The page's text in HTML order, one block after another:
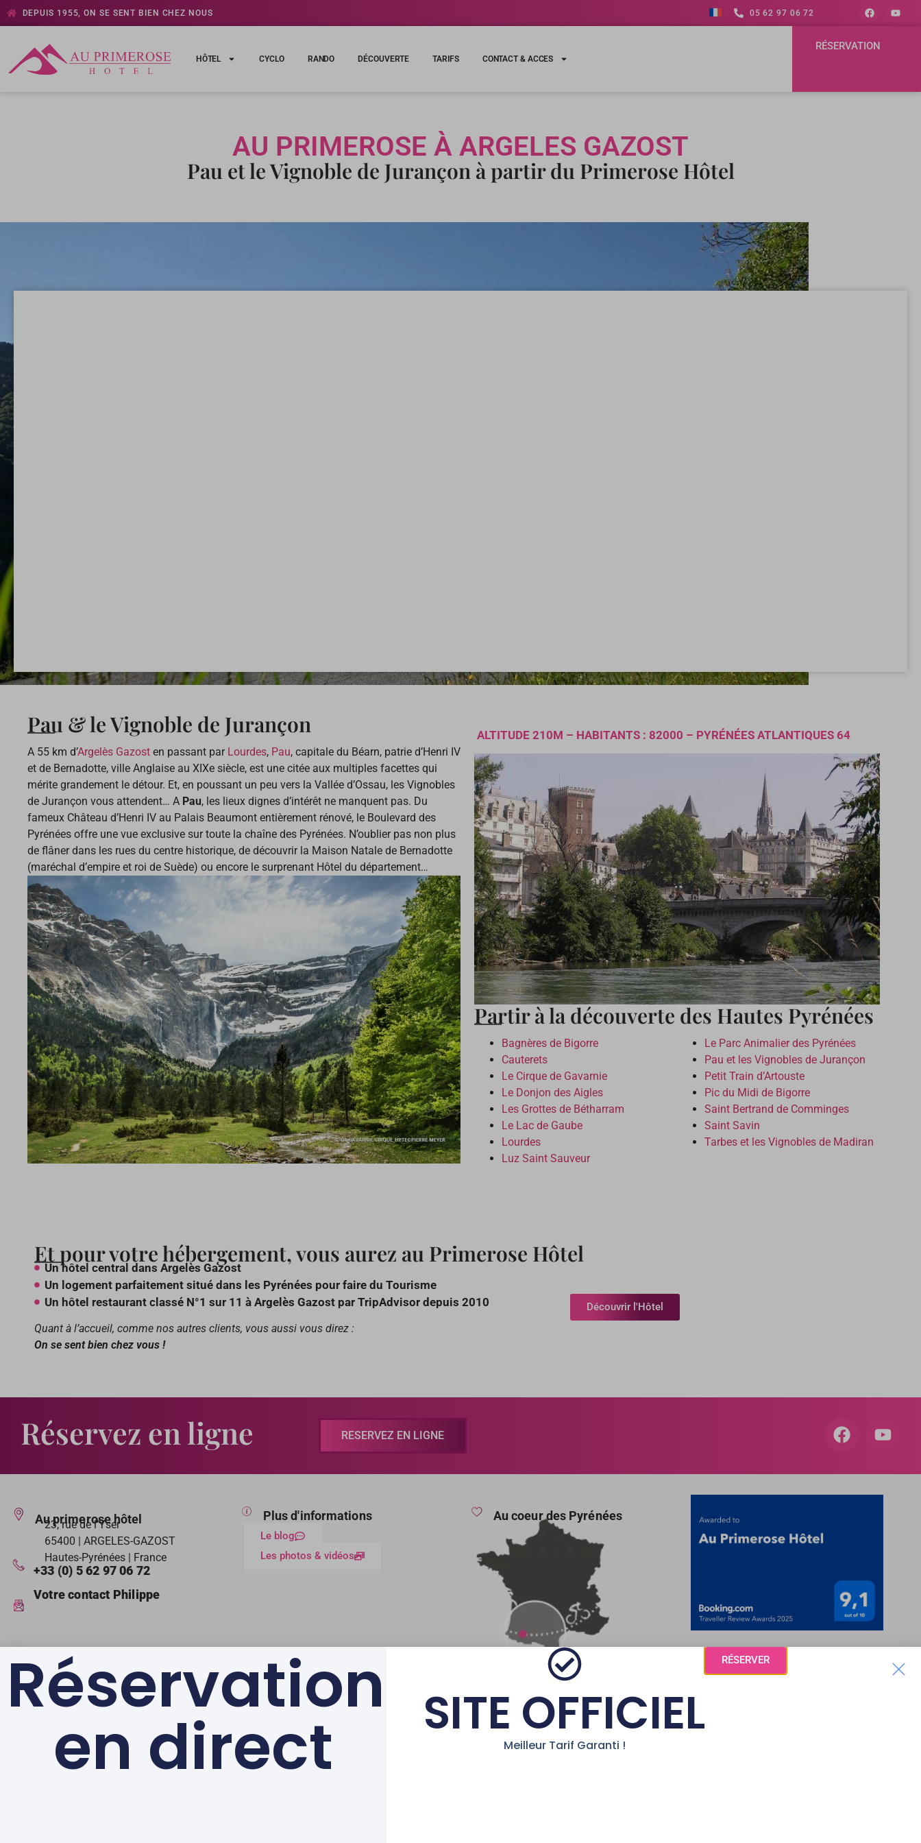
DEPUIS 1955, ON SE SENT BIEN CHEZ NOUS 05 62 97 06 72
HÔTEL CYCLO RANDO DÉCOUVERTE TARIFS CONTACT & ACCES
RÉSERVATION
AU PRIMEROSE À ARGELES GAZOST
Pau et le Vignoble de Jurançon à partir du Primerose Hôtel
Pau & le Vignoble de Jurançon
A 55 km d’Argelès Gazost en passant par Lourdes, Pau, capitale du Béarn, patrie d’Henri IV
et de Bernadotte, ville Anglaise au XIXe siècle, est une citée aux multiples facettes qui
mérite grandement le détour. Et, en poussant un peu vers la Vallée d’Ossau, les Vignobles
de Jurançon vous attendent… A Pau, les lieux dignes d’intérêt ne manquent pas. Du
fameux Château d’Henri IV au Palais Beaumont entièrement rénové, le Boulevard des
Pyrénées offre une vue exclusive sur toute la chaîne des Pyrénées. N’oublier pas non plus
de flâner dans les rues du centre historique, de découvrir la Maison Natale de Bernadotte
(maréchal d’empire et roi de Suède) ou encore le surprenant Hôtel du département…
ALTITUDE 210M – HABITANTS : 82000 – PYRÉNÉES ATLANTIQUES 64
Partir à la découverte des Hautes Pyrénées
Bagnères de Bigorre
Cauterets
Le Cirque de Gavarnie
Le Donjon des Aigles
Les Grottes de Bétharram
Le Lac de Gaube
Lourdes
Luz Saint Sauveur
Le Parc Animalier des Pyrénées
Pau et les Vignobles de Jurançon
Petit Train d’Artouste
Pic du Midi de Bigorre
Saint Bertrand de Comminges
Saint Savin
Tarbes et les Vignobles de Madiran
Et pour votre hébergement, vous aurez au Primerose Hôtel
Un hôtel central dans Argelès Gazost
Un logement parfaitement situé dans les Pyrénées pour faire du Tourisme
Un hôtel restaurant classé N°1 sur 11 à Argelès Gazost par TripAdvisor depuis 2010
Découvrir l'Hôtel
Quant à l’accueil, comme nos autres clients, vous aussi vous direz :
On se sent bien chez vous !
Réservez en ligne RESERVEZ EN LIGNE
Au primerose hôtel
23, rue de l’Yser
65400 | ARGELES-GAZOST
Hautes-Pyrénées | France
+33 (0) 5 62 97 06 72
Votre contact Philippe
Plus d'informations
Le blog
Les photos & vidéos
Au coeur des Pyrénées
QUALITÉ
AVEC LE SOUTIEN DE LA RÉGION
Réservation
en direct SITE OFFICIEL
Meilleur Tarif Garanti !
RÉSERVER